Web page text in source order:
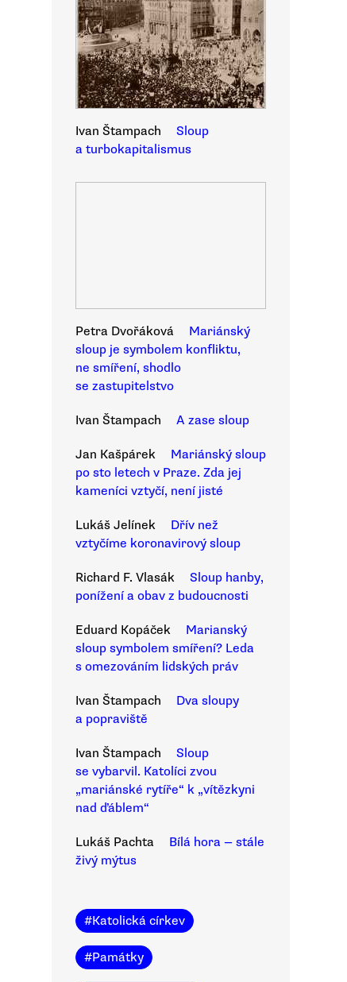
Ivan Štampach
Sloup
a turbokapitalismus
Petra Dvořáková
Mariánský
sloup je symbolem konfliktu,
ne smíření, shodlo
se zastupitelstvo
Ivan Štampach A zase sloup
Jan Kašpárek
Mariánský sloup
po sto letech v Praze. Zda jej
kameníci vztyčí, není jisté
Lukáš Jelínek
Dřív než
vztyčíme koronavirový sloup
Richard F. Vlasák
Sloup hanby,
ponížení a obav z budoucnosti
Eduard Kopáček
Marianský
sloup symbolem smíření? Leda
s omezováním lidských práv
Ivan Štampach
Dva sloupy
a popraviště
Ivan Štampach
Sloup
se vybarvil. Katolíci zvou
„mariánské rytíře“ k „vítězkyni
nad ďáblem“
Lukáš Pachta
Bílá hora — stále
živý mýtus
#Katolická církev
#Památky